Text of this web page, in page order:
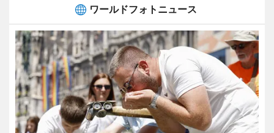
ワールドフォトニュース